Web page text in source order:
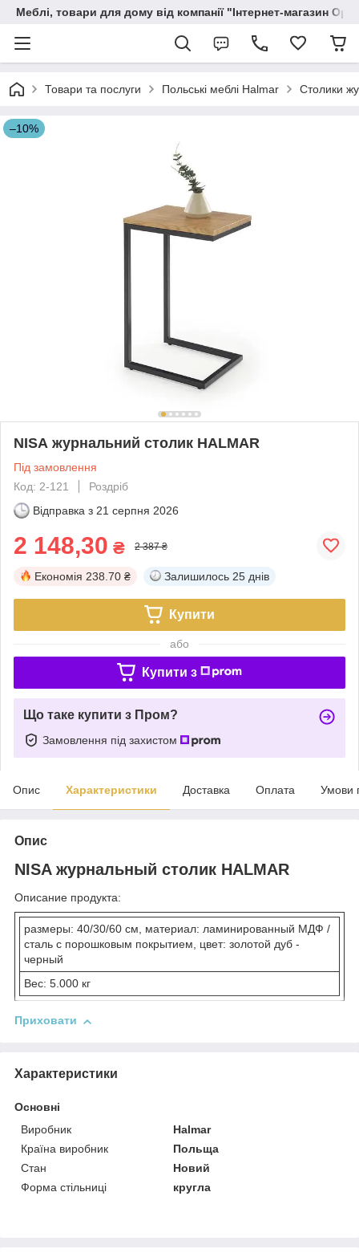
Меблі, товари для дому від компанії "Інтернет-магазин
Товари та послуги Польські меблі Halmar Столики
–10%
NISA журнальний столик HALMAR
Під замовлення
Код: 2-121
Роздріб
Відправка з 21 серпня 2026
2 148,30 ₴ 2 387 ₴
Економія 238.70 ₴ Залишилось 25 днів
Купити
або
Купити з
Що таке купити з Пром?
Замовлення під захистом
Опис Характеристики Доставка Оплата Умови
Опис
NISA журнальный столик HALMAR
Описание продукта:
размеры: 40/30/60 см, материал: ламинированный МДФ /
сталь с порошковым покрытием, цвет: золотой дуб -
черный
Вес: 5.000 кг
Приховати
Характеристики
Основні
Виробник
Halmar
Країна виробник
Польща
Стан
Новий
Форма стільниці
кругла